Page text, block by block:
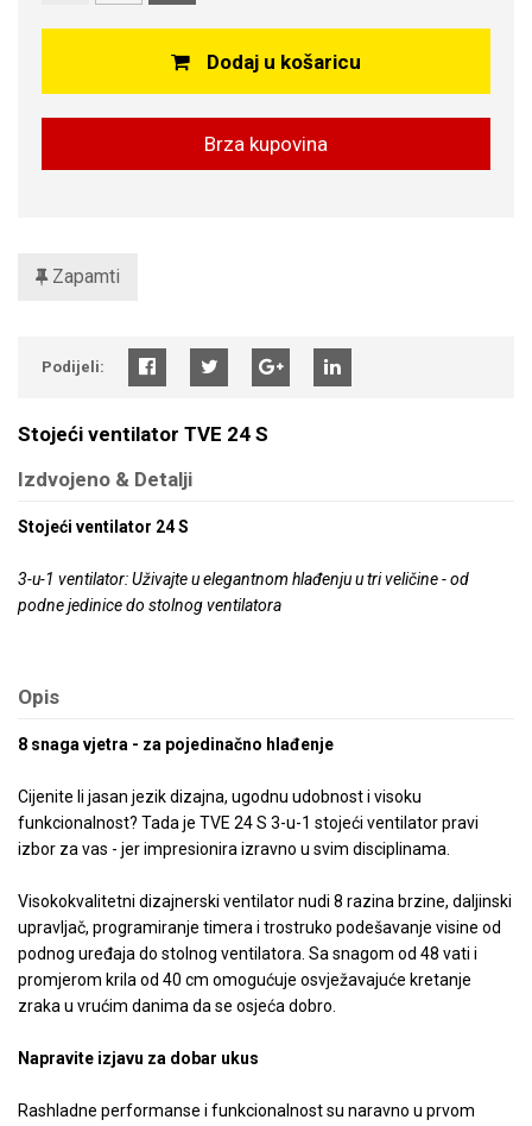
Dodaj u košaricu
Brza kupovina
Zapamti
Podijeli:
Stojeći ventilator TVE 24 S
Izdvojeno & Detalji
Stojeći ventilator 24 S
3-u-1 ventilator: Uživajte u elegantnom hlađenju u tri veličine - od
podne jedinice do stolnog ventilatora
Opis
8 snaga vjetra - za pojedinačno hlađenje
Cijenite li jasan jezik dizajna, ugodnu udobnost i visoku
funkcionalnost? Tada je TVE 24 S 3-u-1 stojeći ventilator pravi
izbor za vas - jer impresionira izravno u svim disciplinama.
Visokokvalitetni dizajnerski ventilator nudi 8 razina brzine, daljinski
upravljač, programiranje timera i trostruko podešavanje visine od
podnog uređaja do stolnog ventilatora. Sa snagom od 48 vati i
promjerom krila od 40 cm omogućuje osvježavajuće kretanje
zraka u vrućim danima da se osjeća dobro.
Napravite izjavu za dobar ukus
Rashladne performanse i funkcionalnost su naravno u prvom